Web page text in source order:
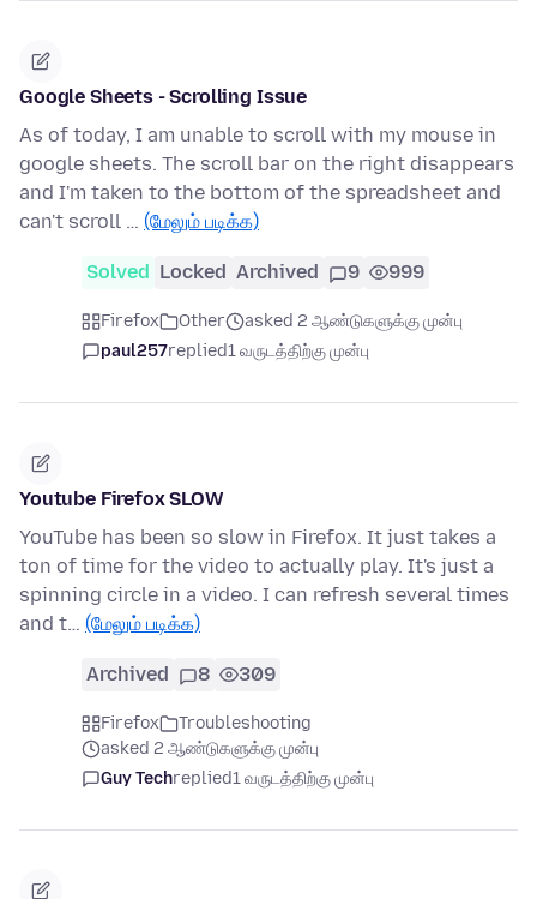
Google Sheets - Scrolling Issue
As of today, I am unable to scroll with my mouse in
google sheets. The scroll bar on the right disappears
and I'm taken to the bottom of the spreadsheet and
can't scroll … (மேலும் படிக்க)
Solved Locked Archived 9 999
Firefox Other
asked 2 ஆண்டுகளுக்கு முன்பு
paul257replied1 வருடத்திற்கு முன்பு
Youtube Firefox SLOW
YouTube has been so slow in Firefox. It just takes a
ton of time for the video to actually play. It's just a
spinning circle in a video. I can refresh several times
and t… (மேலும் படிக்க)
Archived 8 309
Firefox
Troubleshooting
asked 2 ஆண்டுகளுக்கு முன்பு
Guy Techreplied1 வருடத்திற்கு முன்பு